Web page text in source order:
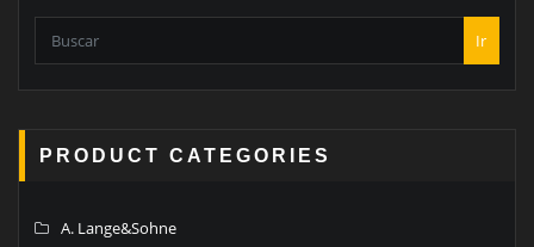
Ir
PRODUCT CATEGORIES
A. Lange&Sohne